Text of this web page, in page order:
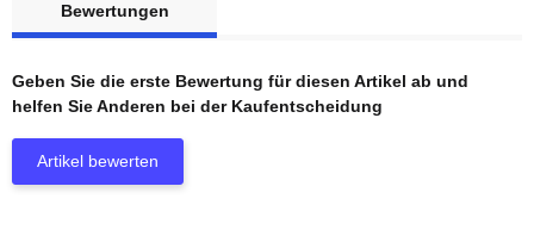
Bewertungen
Geben Sie die erste Bewertung für diesen Artikel ab und
helfen Sie Anderen bei der Kaufentscheidung
Artikel bewerten